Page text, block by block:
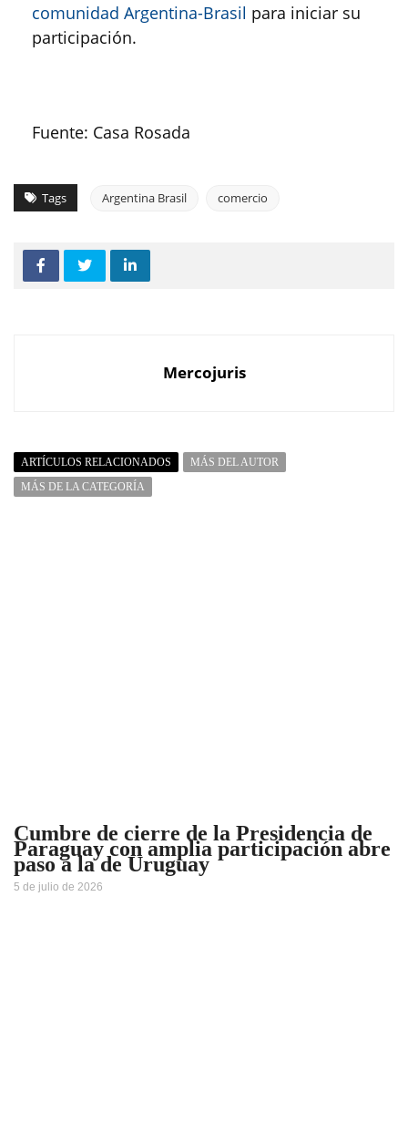
comunidad Argentina-Brasil para iniciar su
participación.
Fuente: Casa Rosada
Tags Argentina Brasil comercio
Mercojuris
ARTÍCULOS RELACIONADOS
MÁS DEL AUTOR
MÁS DE LA CATEGORÍA
Cumbre de cierre de la Presidencia de
Paraguay con amplia participación abre
paso a la de Uruguay
5 de julio de 2026